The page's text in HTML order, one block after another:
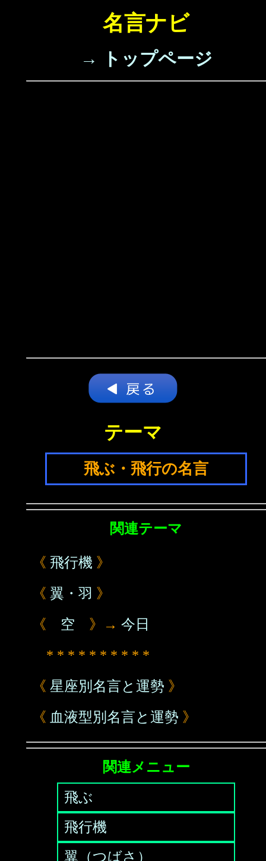
名言ナビ
→ トップページ
テーマ
飛ぶ・飛行の名言
関連テーマ
《 飛行機 》
《 翼・羽 》
《 空 》→ 今日
* * * * * * * * * *
《 星座別名言と運勢 》
《 血液型別名言と運勢 》
関連メニュー
飛ぶ
飛行機
翼（つばさ）